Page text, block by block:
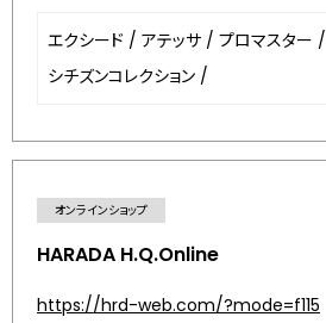
エクシード / アテッサ / プロマスター /
シチズンコレクション /
オンラインショップ
HARADA H.Q.Online
https://hrd-web.com/?mode=f115